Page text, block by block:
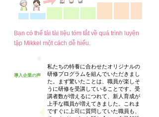
Bạn có thể tải tài liệu tóm tắt về quá trình luyện
tập Mikkel một cách dễ hiểu.
導入企業の声
私たちの特養に合わせたオリジナルの
研修プログラムを組んでいただきまし
た。まず驚いたことは、職員が楽しそ
うに研修を受講していることです。受
講者数が増えるにつれて、新人育成が
上手な職員が増えてきました。これま
ですぐに上司に質問していた職員も、